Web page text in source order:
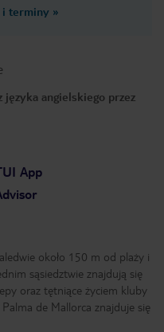
i terminy »
języka angielskiego przez
App
około 150 m od plaży i
sąsiedztwie znajdują się
oraz tętniące życiem kluby
de Mallorca znajduje się